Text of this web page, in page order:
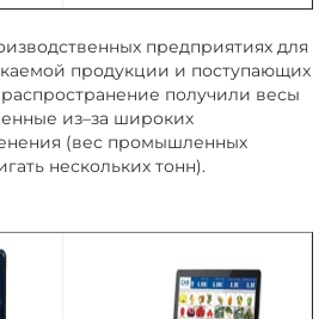
предприятиях для
продукции и поступающих
получили весы
из–за широких
(вес промышленных
нескольких тонн).